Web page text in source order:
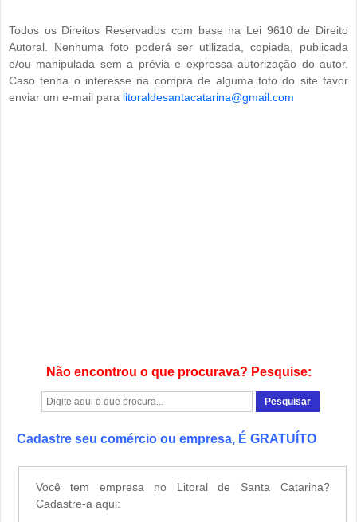
Todos os Direitos Reservados com base na Lei 9610 de Direito
Autoral. Nenhuma foto poderá ser utilizada, copiada, publicada
e/ou manipulada sem a prévia e expressa autorização do autor.
Caso tenha o interesse na compra de alguma foto do site favor
enviar um e-mail para litoraldesantacatarina@gmail.com
Não encontrou o que procurava? Pesquise:
Cadastre seu comércio ou empresa, É GRATUÍTO
Você tem empresa no Litoral de Santa Catarina?
Cadastre-a aqui: